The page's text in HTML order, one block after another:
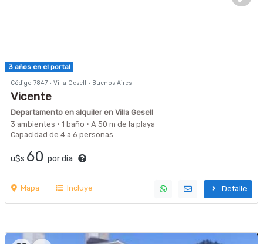
3 años en el portal
Código 7847 · Villa Gesell · Buenos Aires
Vicente
Departamento en alquiler en Villa Gesell
3 ambientes · 1 baño · A 50 m de la playa
Capacidad de 4 a 6 personas
u$s 60 por día
Mapa Incluye Detalle